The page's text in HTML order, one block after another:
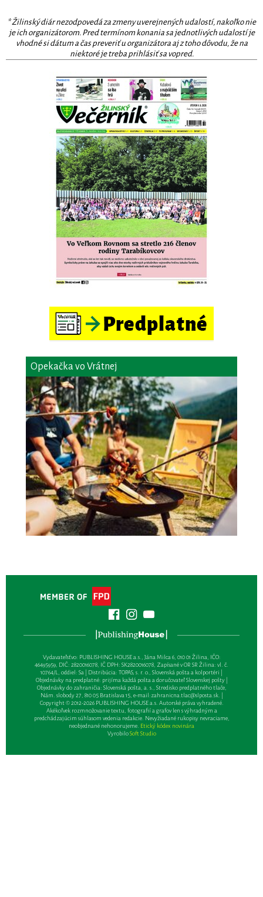
* Žilinský diár nezodpovedá za zmeny uverejnených udalostí, nakoľko nie
je ich organizátorom. Pred termínom konania sa jednotlivých udalostí je
vhodné si dátum a čas preveriť u organizátora aj z toho dôvodu, že na
niektoré je treba prihlásiť sa vopred.
Opekačka vo Vrátnej
Vydavateľsťvo: PUBLISHING HOUSE a.s., Jána Milca 6, 010 01 Žilina, IČO:
46495959, DIČ: 2820016078, IČ DPH: SK2820016078, Zapísané v OR SR Žilina: vl. č.
10764/L, oddiel: Sa | Distribúcia: TOPAS, s. r. o., Slovenská pošta a kolportéri |
Objednávky na predplatné: prijíma každá pošta a doručovateľ Slovenskej pošty |
Objednávky do zahraničia: Slovenská pošta, a. s., Stredisko predplatného tlače,
Nám. slobody 27, 810 05 Bratislava 15, e-mail:zahranicna.tlac@slposta.sk. |
Copyright © 2012-2026 PUBLISHING HOUSE a.s. Autorské práva vyhradené.
Akékoľvek rozmnožovanie textu, fotografií a grafov len s výhradným a
predchádzajúcim súhlasom vedenia redakcie. Nevyžiadané rukopisy nevraciame,
neobjednané nehonorujeme. Etický kódex novinára
VyrobiloSoft Studio